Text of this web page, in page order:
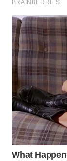
UTARA
WN
SAMOSIR
WN
PADANG
LAWAS
WN
SUMEDANG